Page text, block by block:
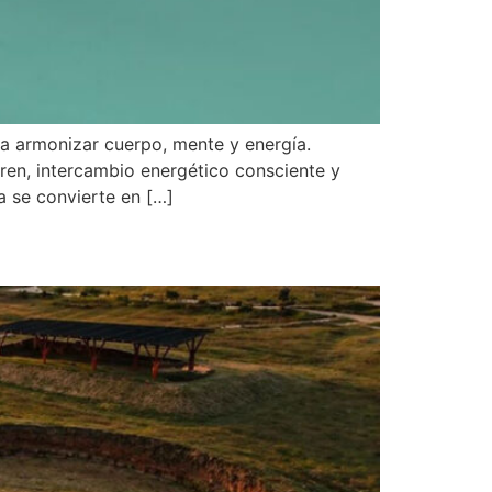
armonizar cuerpo, mente y energía.
intercambio energético consciente y
se convierte en […]